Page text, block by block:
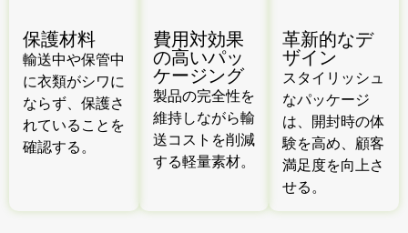
保護材料
輸送中や保管中
に衣類がシワに
ならず、保護さ
れていることを
確認する。
費用対効果
の高いパッ
ケージング
製品の完全性を
維持しながら輸
送コストを削減
する軽量素材。
革新的なデ
ザイン
スタイリッシュ
なパッケージ
は、開封時の体
験を高め、顧客
満足度を向上さ
せる。